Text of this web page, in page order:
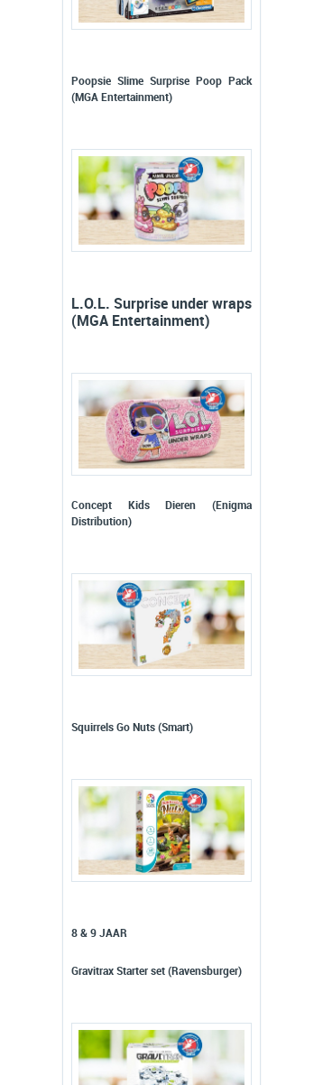
Poopsie Slime Surprise Poop Pack
(MGA Entertainment)
L.O.L. Surprise under wraps
(MGA Entertainment)
Concept Kids Dieren (Enigma
Distribution)
Squirrels Go Nuts (Smart)
8 & 9 JAAR
Gravitrax Starter set (Ravensburger)